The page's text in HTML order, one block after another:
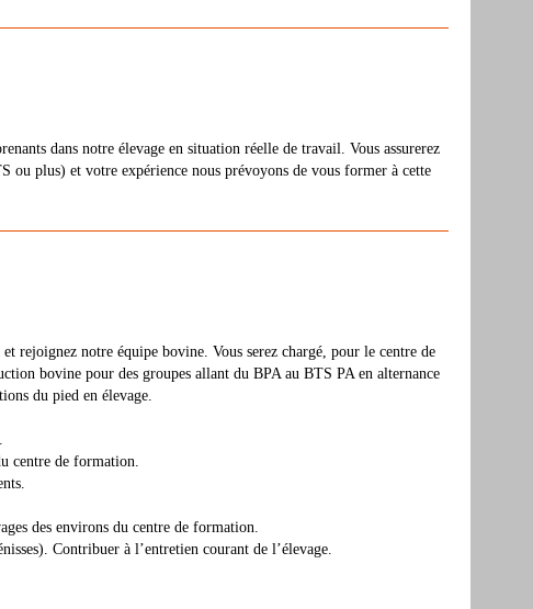
dans notre élevage en situation réelle de travail. Vous assurerez
plus) et votre expérience nous prévoyons de vous former à cette
rejoignez notre équipe bovine. Vous serez chargé, pour le centre de
bovine pour des groupes allant du BPA au BTS PA en alternance
du pied en élevage.
centre de formation.
des environs du centre de formation.
Contribuer à l’entretien courant de l’élevage.